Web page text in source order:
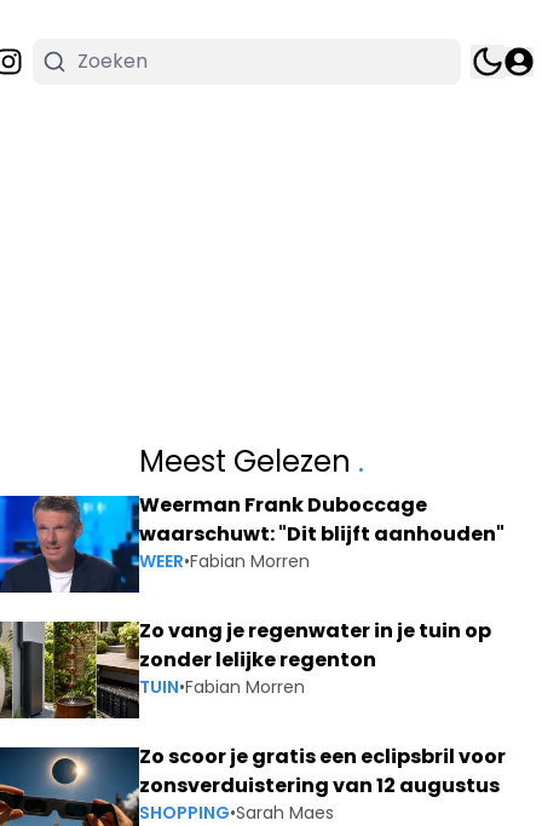
Meest Gelezen .
Weerman Frank Duboccage
waarschuwt: "Dit blijft aanhouden"
WEER•Fabian Morren
Zo vang je regenwater in je tuin op
zonder lelijke regenton
TUIN•Fabian Morren
Zo scoor je gratis een eclipsbril voor
zonsverduistering van 12 augustus
SHOPPING•Sarah Maes